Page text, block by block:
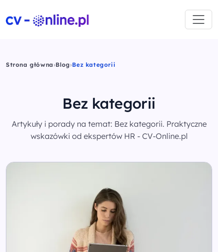
Strona główna›Blog›Bez kategorii
Bez kategorii
Artykuły i porady na temat: Bez kategorii. Praktyczne
wskazówki od ekspertów HR - CV-Online.pl